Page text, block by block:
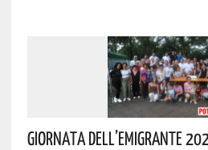
Giornata Dell’Emigrante